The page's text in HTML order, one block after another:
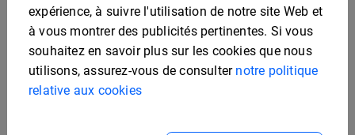
expérience, à suivre l'utilisation de notre site Web et
à vous montrer des publicités pertinentes. Si vous
souhaitez en savoir plus sur les cookies que nous
utilisons, assurez-vous de consulter notre politique
relative aux cookies